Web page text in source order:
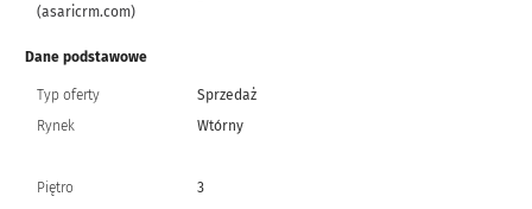
(asaricrm.com)
Dane podstawowe
Typ oferty
Sprzedaż
Rynek
Wtórny
Piętro
3